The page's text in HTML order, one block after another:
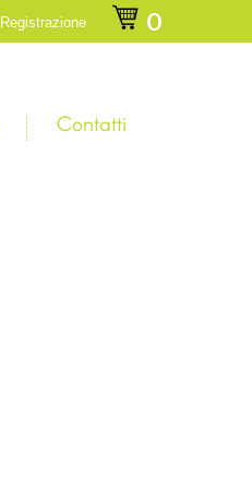
a 0
Registrazione
Contatti